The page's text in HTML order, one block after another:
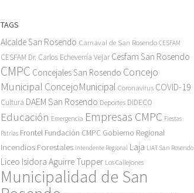
TAGS
Alcalde San Rosendo Carnaval de San Rosendo CESFAM
CESFAM Dr. Carlos Echeverría Vejar Cesfam San Rosendo
CMPC Concejales San Rosendo Concejo
Municipal ConcejoMunicipal Coronavirus COVID-19
Cultura DAEM San Rosendo Deportes DIDECO
Educación Emergencia Empresas CMPC Fiestas
Patrias Frontel Fundación CMPC Gobierno Regional
Incendios Forestales Intendente Regional Laja LIAT San Rosendo
Liceo Isidora Aguirre Tupper Los Callejones
Municipalidad de San